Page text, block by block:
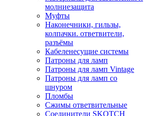
молниезащита
Муфты
Наконечники, гильзы,
колпачки. ответвители,
разъёмы
Кабеленесущие системы
Патроны для ламп
Патроны для ламп Vintage
Патроны для ламп со
шнуром
Пломбы
Сжимы ответвительные
Соединители SKOTCH